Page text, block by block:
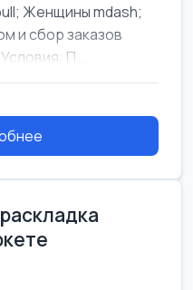
Женщины mdash;
и сбор заказов
П...